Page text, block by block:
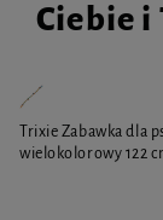
Ciebie i
Trixie Zabawka dla
wielokolorowy 122